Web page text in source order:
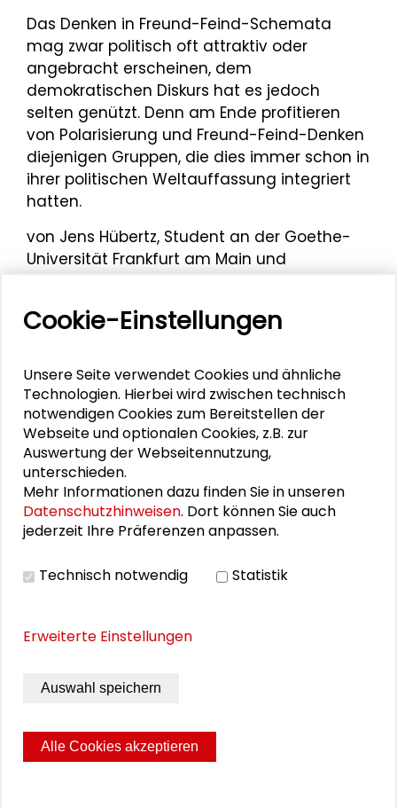
Das Denken in Freund-Feind-Schemata
mag zwar politisch oft attraktiv oder
angebracht erscheinen, dem
demokratischen Diskurs hat es jedoch
selten genützt. Denn am Ende profitieren
von Polarisierung und Freund-Feind-Denken
diejenigen Gruppen, die dies immer schon in
ihrer politischen Weltauffassung integriert
hatten.
von Jens Hübertz, Student an der Goethe-
Universität Frankfurt am Main und
Mehr zum Thema
"Versäumte Bilder": Lebenszeichen aus
Darmstadt und Frankfurt
Ein energiegeladener Start in Darmstadt
"Versäumte Bilder" in Berlin und Bonn
Gestaltung
THEMEN ZU DIESEM BEITRAG
Kommunikation und Kultur
Cookie-Einstellungen
Unsere Seite verwendet Cookies und ähnliche
Technologien. Hierbei wird zwischen technisch
notwendigen Cookies zum Bereitstellen der
Webseite und optionalen Cookies, z.B. zur
Auswertung der Webseitennutzung,
unterschieden.
Mehr Informationen dazu finden Sie in unseren
Datenschutzhinweisen. Dort können Sie auch
jederzeit Ihre Präferenzen anpassen.
Technisch notwendig Statistik
Erweiterte Einstellungen
Auswahl speichern
Alle Cookies akzeptieren